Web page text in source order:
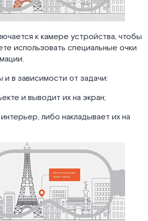
к камере устройства, чтобы
использовать специальные очки
в зависимости от задачи:
и выводит их на экран;
либо накладывает их на